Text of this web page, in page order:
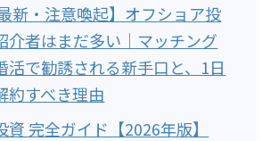
新・注意喚起】オフショア投
介者はまだ多い｜マッチング
活で勧誘される新手口と、1日
約すべき理由
資 完全ガイド【2026年版】